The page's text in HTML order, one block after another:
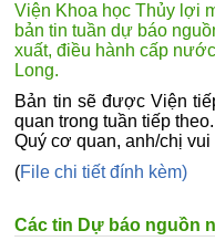
Viện Khoa học Thủy lợi
bản tin tuần dự báo
xuất, điều hành cấp
Long.
Bản tin sẽ được Viện
quan trong tuần tiếp theo.
Quý cơ quan, anh/chị
(File chi tiết đính kèm)
Các tin Dự báo nguồn